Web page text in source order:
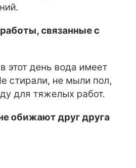
связанные с
этот день вода имеет
стирали, не мыли пол,
для тяжелых работ.
обижают друг друга